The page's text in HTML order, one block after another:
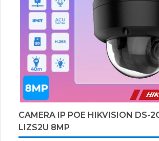
CAMERA IP POE HIKVISION DS-
LIZS2U 8MP